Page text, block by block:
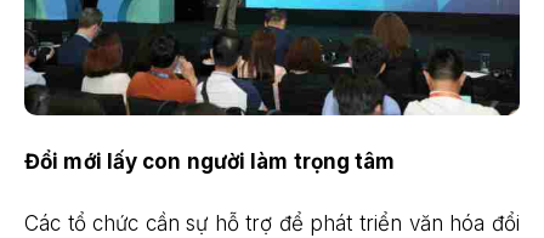
Đổi mới lấy con người làm trọng tâm
Các tổ chức cần sự hỗ trợ để phát triển văn hóa đổi